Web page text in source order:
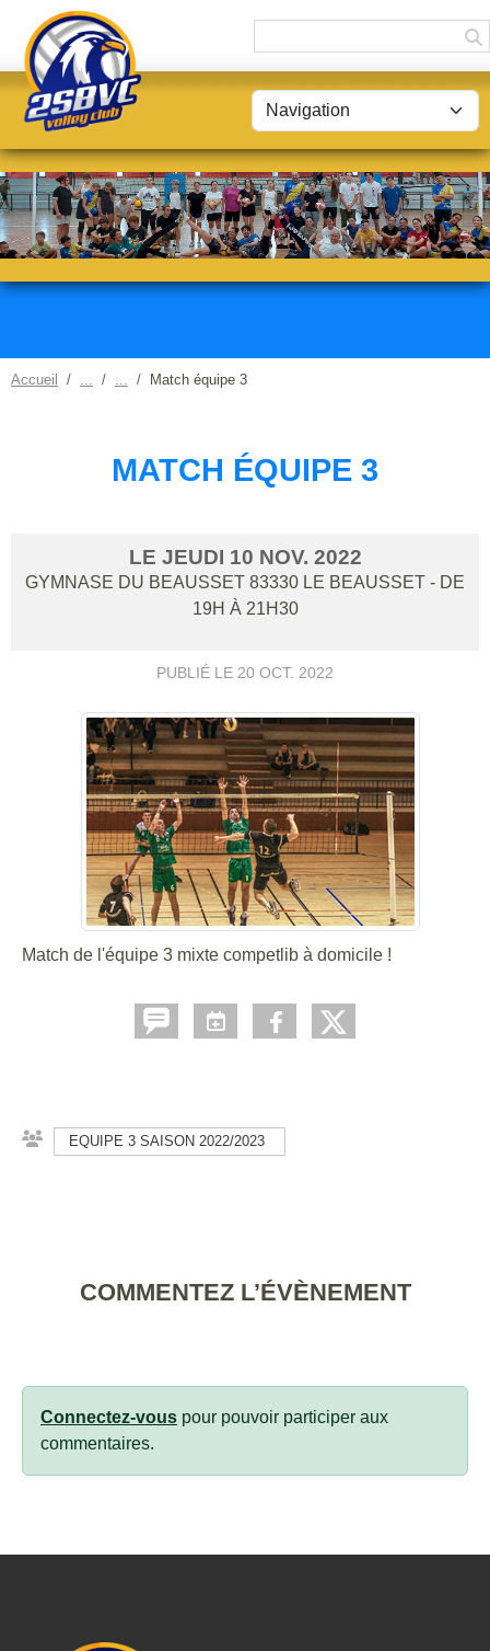
Accueil Match équipe 3
MATCH ÉQUIPE 3
LE JEUDI 10 NOV. 2022
GYMNASE DU BEAUSSET 83330 LE BEAUSSET - DE
19H À 21H30
PUBLIÉ LE 20 OCT. 2022
Match de l'équipe 3 mixte competlib à domicile !
EQUIPE 3 SAISON 2022/2023
COMMENTEZ L’ÉVÈNEMENT
Connectez-vous pour pouvoir participer aux
commentaires.
Panneau de gestion des cookies